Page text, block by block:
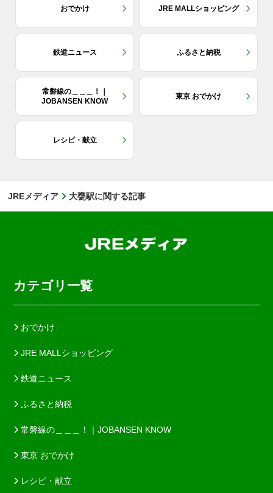
おでかけ JRE MALLショッピング
鉄道ニュース ふるさと納税
常磐線の＿＿＿！｜
JOBANSEN KNOW
東京 おでかけ
レシピ・献立
JREメディア 大甕駅に関する記事
カテゴリ一覧
おでかけ
JRE MALLショッピング
鉄道ニュース
ふるさと納税
常磐線の＿＿＿！｜JOBANSEN KNOW
東京 おでかけ
レシピ・献立